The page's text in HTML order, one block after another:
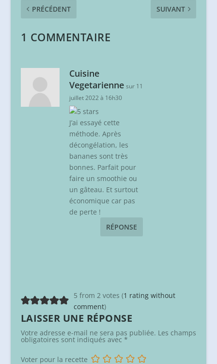
PRÉCÉDENT
SUIVANT
1 COMMENTAIRE
Cuisine
Vegetarienne sur 11
juillet 2022 à 16h30
J’ai essayé cette
méthode. Après
décongélation, les
bananes sont très
bonnes. Parfait pour
faire un smoothie ou
un gâteau. Et surtout
économique car pas
de perte !
RÉPONSE
5 from 2 votes (1 rating without
comment)
LAISSER UNE RÉPONSE
Votre adresse e-mail ne sera pas publiée. Les champs
obligatoires sont indiqués avec *
Voter pour la recette